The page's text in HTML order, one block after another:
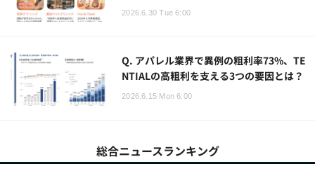
2026.6.30 Tue 6:00
Q. アパレル業界で異例の粗利率73%、TE
NTIALの高粗利を支える3つの要因とは？
2026.6.15 Mon 6:00
総合ニュースランキング